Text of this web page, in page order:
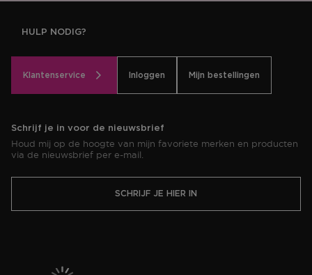
HULP NODIG?
Klantenservice Inloggen Mijn bestellingen
Schrijf je in voor de nieuwsbrief
Houd mij op de hoogte van mijn favoriete merken en producten
via de nieuwsbrief per e-mail.
SCHRIJF JE HIER IN